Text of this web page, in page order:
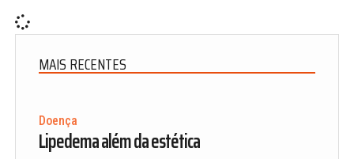
MAIS RECENTES
Doença
Lipedema além da estética